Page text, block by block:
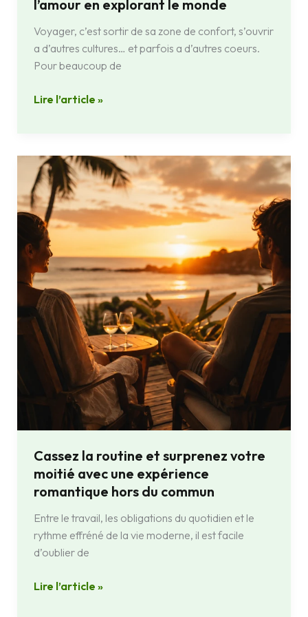
l’amour en explorant le monde
Voyager, c’est sortir de sa zone de confort, s’ouvrir
a d’autres cultures… et parfois a d’autres coeurs.
Pour beaucoup de
Lire l’article »
Cassez la routine et surprenez votre
moitié avec une expérience
romantique hors du commun
Entre le travail, les obligations du quotidien et le
rythme effréné de la vie moderne, il est facile
d’oublier de
Cassez
la
routine
et
surprenez
votre
moitié
avec
une
expérience
romantique
hors
commun
Lire l’article »